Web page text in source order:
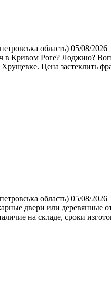
область) 05/08/2026
в Кривом Роге? Лоджию?
Цена застеклить
область) 05/08/2026
двери или деревянные
на складе, сроки